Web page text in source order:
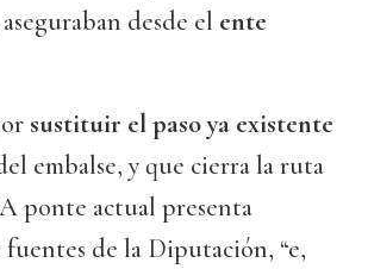
desde el ente
sustituir el paso ya existente
embalse, y que cierra la ruta
ponte actual presenta
de la Diputación, “e,